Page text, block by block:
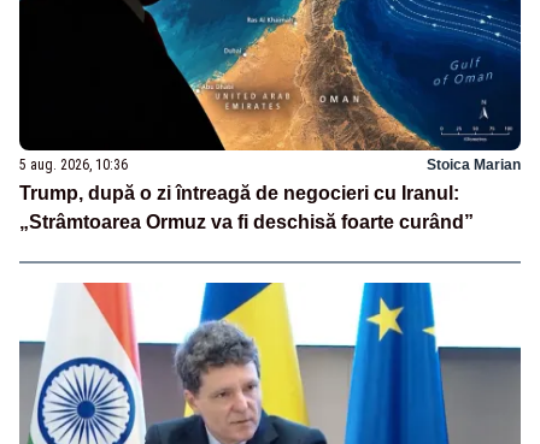
5 aug. 2026, 10:36 Stoica Marian
Trump, după o zi întreagă de negocieri cu Iranul:
„Strâmtoarea Ormuz va fi deschisă foarte curând”